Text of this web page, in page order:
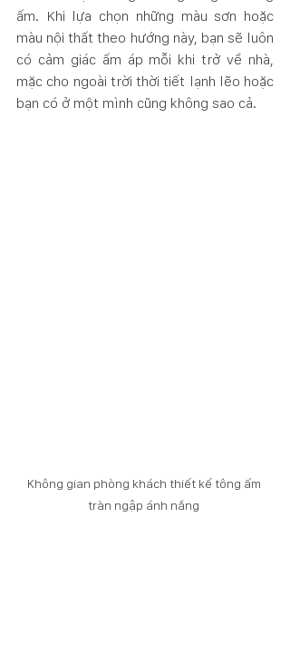
ấm. Khi lựa chọn những màu sơn hoặc
màu nội thất theo hướng này, bạn sẽ luôn
có cảm giác ấm áp mỗi khi trở về nhà,
mặc cho ngoài trời thời tiết lạnh lẽo hoặc
bạn có ở một mình cũng không sao cả.
Không gian phòng khách thiết kế tông ấm
tràn ngập ánh nắng